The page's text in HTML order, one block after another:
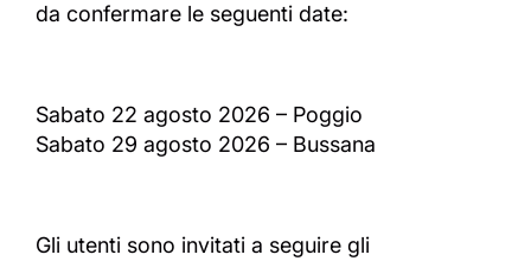
da confermare le seguenti date:
Sabato 22 agosto 2026 – Poggio
Sabato 29 agosto 2026 – Bussana
Gli utenti sono invitati a seguire gli